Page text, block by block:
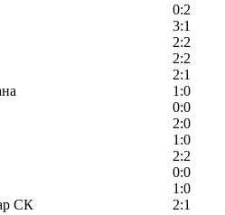
0:2
3:1
2:2
2:2
2:1
1:0
0:0
2:0
1:0
2:2
0:0
1:0
СК
2:1